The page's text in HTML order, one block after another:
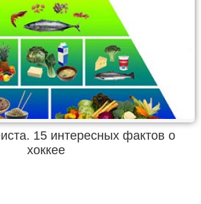
15 интересных фактов о
хоккее